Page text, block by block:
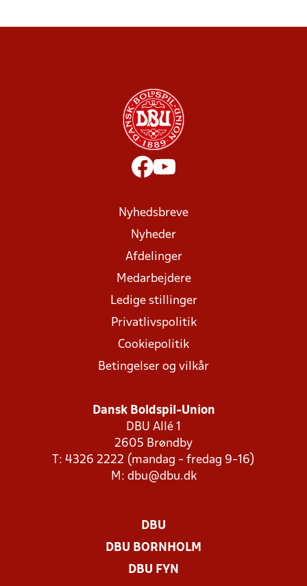
Nyhedsbreve
Nyheder
Afdelinger
Medarbejdere
Ledige stillinger
Privatlivspolitik
Cookiepolitik
Betingelser og vilkår
Dansk Boldspil-Union
DBU Allé 1
2605 Brøndby
T: 4326 2222 (mandag - fredag 9-16)
M: dbu@dbu.dk
DBU
DBU BORNHOLM
DBU FYN